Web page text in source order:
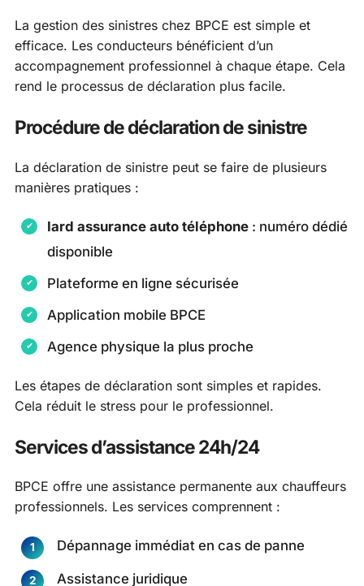
La gestion des sinistres chez BPCE est simple et
efficace. Les conducteurs bénéficient d’un
accompagnement professionnel à chaque étape. Cela
rend le processus de déclaration plus facile.
Procédure de déclaration de sinistre
La déclaration de sinistre peut se faire de plusieurs
manières pratiques :
Iard assurance auto téléphone : numéro dédié
disponible
Plateforme en ligne sécurisée
Application mobile BPCE
Agence physique la plus proche
Les étapes de déclaration sont simples et rapides.
Cela réduit le stress pour le professionnel.
Services d’assistance 24h/24
BPCE offre une assistance permanente aux chauffeurs
professionnels. Les services comprennent :
Dépannage immédiat en cas de panne
Assistance juridique